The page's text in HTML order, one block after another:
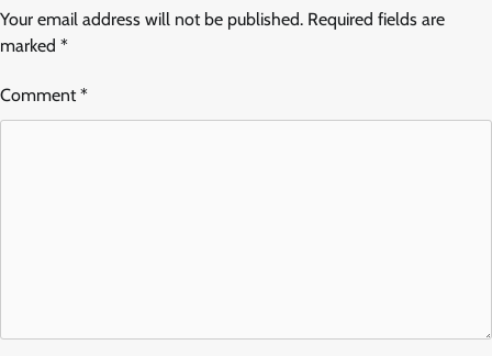
Your email address will not be published. Required fields are
marked *
Comment*